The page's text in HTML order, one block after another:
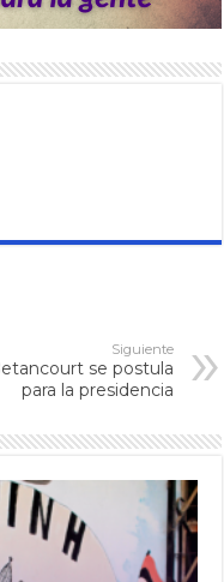
Siguiente
se postula
para la presidencia